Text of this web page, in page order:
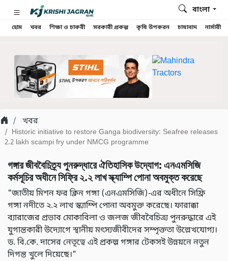
হোম খবর শিক্ষা ও চাকরী সরকারী প্রকল্প কৃষি উপকরন চাষাবাদ নার্সারী
বাংলা
খবর
Historic initiative to restore Ganga biodiversity: Seafree releases
2.2 lakh scampi fry under NMCG programme
গঙ্গার জীববৈচিত্র্য পুনরুদ্ধারে ঐতিহাসিক উদ্যোগ: এনএমসিজি
কর্মসূচির অধীনে সিফ্রি ২.২ লাখ স্ক্যাম্পি পোনা অবমুক্ত করেছে
"জাতীয় মিশন ফর ক্লিন গঙ্গা (এনএমসিজি)-এর অধীনে সিফ্রি
গঙ্গা নদীতে ২.২ লাখ স্ক্যাম্পি পোনা অবমুক্ত করেছে। ফারাক্কা
ব্যারাজের প্রভাব মোকাবিলা ও জলজ জীববৈচিত্র্য পুনরুদ্ধারে এই
যুগান্তকারী উদ্যোগে স্থানীয় মৎস্যজীবীদের সম্পৃক্ততা উল্লেখযোগ্য।
ড. বি.কে. দাসের নেতৃত্বে এই প্রকল্প গঙ্গার টেকসই উন্নয়নে নতুন
দিগন্ত খুলে দিয়েছে।"